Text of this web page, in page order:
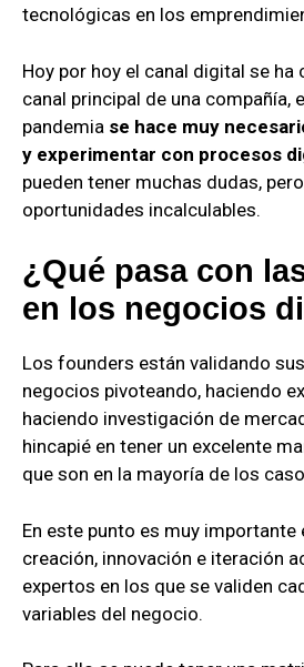
tecnológicas en los
Hoy por hoy el canal digital se ha
canal principal de una compañía,
pandemia se hace muy
y experimentar con procesos
pueden tener muchas dudas,
oportunidades incalculables.
¿Qué pasa con
en los negocios
Los founders están validando
negocios pivoteando, haciendo
haciendo investigación de
hincapié en tener un excelente
que son en la mayoría de los
En este punto es muy importante
creación, innovación e iteración
expertos en los que se validen
variables del negocio.